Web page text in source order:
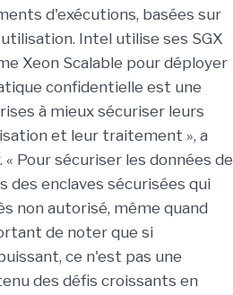
d'exécutions, basées sur
Intel utilise ses SGX
Xeon Scalable pour déployer
confidentielle est une
à mieux sécuriser leurs
et leur traitement », a
Pour sécuriser les données de
enclaves sécurisées qui
non autorisé, même quand
de noter que si
ce n'est pas une
des défis croissants en